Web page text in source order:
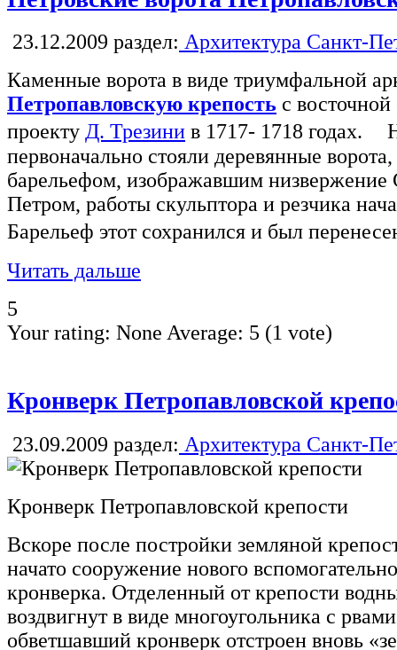
23.12.2009 раздел: Архитектура Санкт-
Каменные ворота в виде триумфальной
Петропавловскую крепость с
проекту Д. Трезини в 1717- 1718 годах.
первоначально стояли деревянные
барельефом, изображавшим низвержение
Петром, работы скульптора и резчика
Барельеф этот сохранился и был
Читать дальше
5
Your rating: None Average: 5 (1 vote)
Кронверк Петропавловской
23.09.2009 раздел: Архитектура Санкт-
Кронверк Петропавловской крепости
Вскоре после постройки земляной
начато сооружение нового
кронверка. Отделенный от крепости
воздвигнут в виде многоугольника с
обветшавший кронверк отстроен вновь